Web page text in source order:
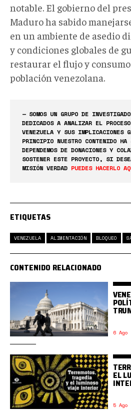
notable. El gobierno del
Maduro ha sabido
en un ambiente de asedio
y condiciones globales de
restaurar el flujo y
población venezolana.
— SOMOS UN GRUPO DE
DEDICADOS A ANALIZAR EL
VENEZUELA Y SUS IMPLICACIONES
PRINCIPIO NUESTRO CONTENIDO
DEPENDEMOS DE DONACIONES Y
SOSTENER ESTE PROYECTO, SI
MISIÓN VERDAD PUEDES HACERLO
ETIQUETAS
VENEZUELA ALIMENTACIÓN BLOQUEO
CONTENIDO RELACIONADO
6 Ago
EL
5 Ago